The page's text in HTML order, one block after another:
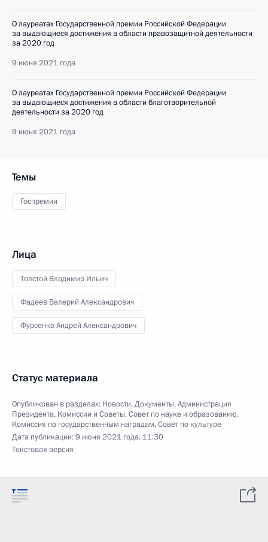
О лауреатах Государственной премии Российской Федерации
за выдающиеся достижения в области правозащитной деятельности
за 2020 год
9 июня 2021 года
О лауреатах Государственной премии Российской Федерации
за выдающиеся достижения в области благотворительной
деятельности за 2020 год
9 июня 2021 года
Темы
Госпремии
Лица
Толстой Владимир Ильич
Фадеев Валерий Александрович
Фурсенко Андрей Александрович
Статус материала
Опубликован в разделах: Новости,Документы,Администрация
Президента, Комиссии и Советы,Совет по науке и образованию,
Комиссия по государственным наградам,Совет по культуре
Дата публикации:9 июня 2021 года, 11:30
Текстовая версия